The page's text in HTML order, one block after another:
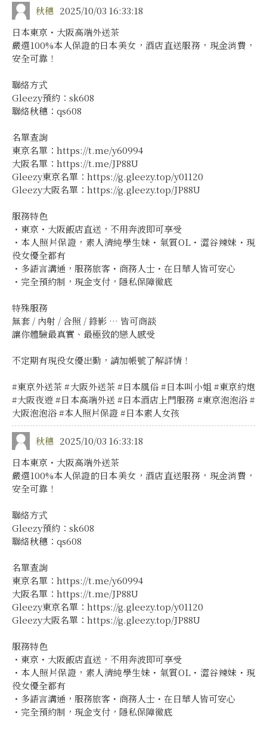
秋穗 2025/10/03 16:33:18
日本東京・大阪高端外送茶
嚴選100%本人保證的日本美女，酒店直送服務，現金消費，
安全可靠！
聯絡方式
Gleezy預約：sk608
聯絡秋穗：qs608
名單查詢
東京名單：https://t.me/y60994
大阪名單：https://t.me/JP88U
Gleezy東京名單：https://g.gleezy.top/y01120
Gleezy大阪名單：https://g.gleezy.top/JP88U
服務特色
・東京・大阪飯店直送，不用奔波即可享受
・本人照片保證，素人清純學生妹・氣質OL・澀谷辣妹・現
役女優全都有
・多語言溝通，服務旅客・商務人士・在日華人皆可安心
・完全預約制，現金支付，隱私保障徹底
特殊服務
無套 / 內射 / 合照 / 錄影 … 皆可商談
讓你體驗最真實、最極致的戀人感受
不定期有現役女優出勤，請加帳號了解詳情！
#東京外送茶 #大阪外送茶 #日本風俗 #日本叫小姐 #東京約炮
#大阪夜遊 #日本高端外送 #日本酒店上門服務 #東京泡泡浴 #
大阪泡泡浴 #本人照片保證 #日本素人女孩
秋穗 2025/10/03 16:33:18
日本東京・大阪高端外送茶
嚴選100%本人保證的日本美女，酒店直送服務，現金消費，
安全可靠！
聯絡方式
Gleezy預約：sk608
聯絡秋穗：qs608
名單查詢
東京名單：https://t.me/y60994
大阪名單：https://t.me/JP88U
Gleezy東京名單：https://g.gleezy.top/y01120
Gleezy大阪名單：https://g.gleezy.top/JP88U
服務特色
・東京・大阪飯店直送，不用奔波即可享受
・本人照片保證，素人清純學生妹・氣質OL・澀谷辣妹・現
役女優全都有
・多語言溝通，服務旅客・商務人士・在日華人皆可安心
・完全預約制，現金支付，隱私保障徹底